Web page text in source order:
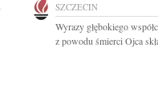
SZCZECIN
Wyrazy głębokiego
z powodu śmierci Ojca